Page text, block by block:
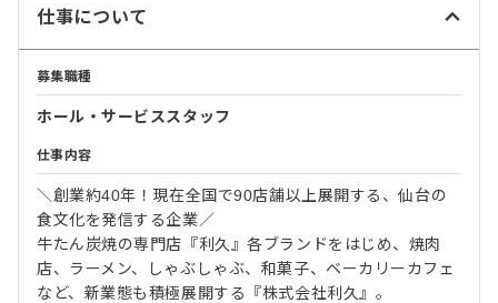
仕事について
募集職種
ホール・サービススタッフ
仕事内容
＼創業約40年！現在全国で90店舗以上展開する、仙台の
食文化を発信する企業／
牛たん炭焼の専門店『利久』各ブランドをはじめ、焼肉
店、ラーメン、しゃぶしゃぶ、和菓子、ベーカリーカフェ
など、新業態も積極展開する『株式会社利久』。